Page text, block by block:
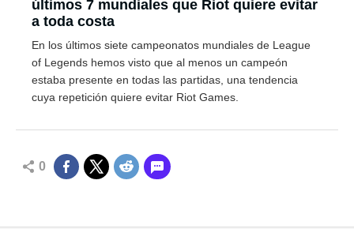
últimos 7 mundiales que Riot quiere evitar
a toda costa
En los últimos siete campeonatos mundiales de League
of Legends hemos visto que al menos un campeón
estaba presente en todas las partidas, una tendencia
cuya repetición quiere evitar Riot Games.
0